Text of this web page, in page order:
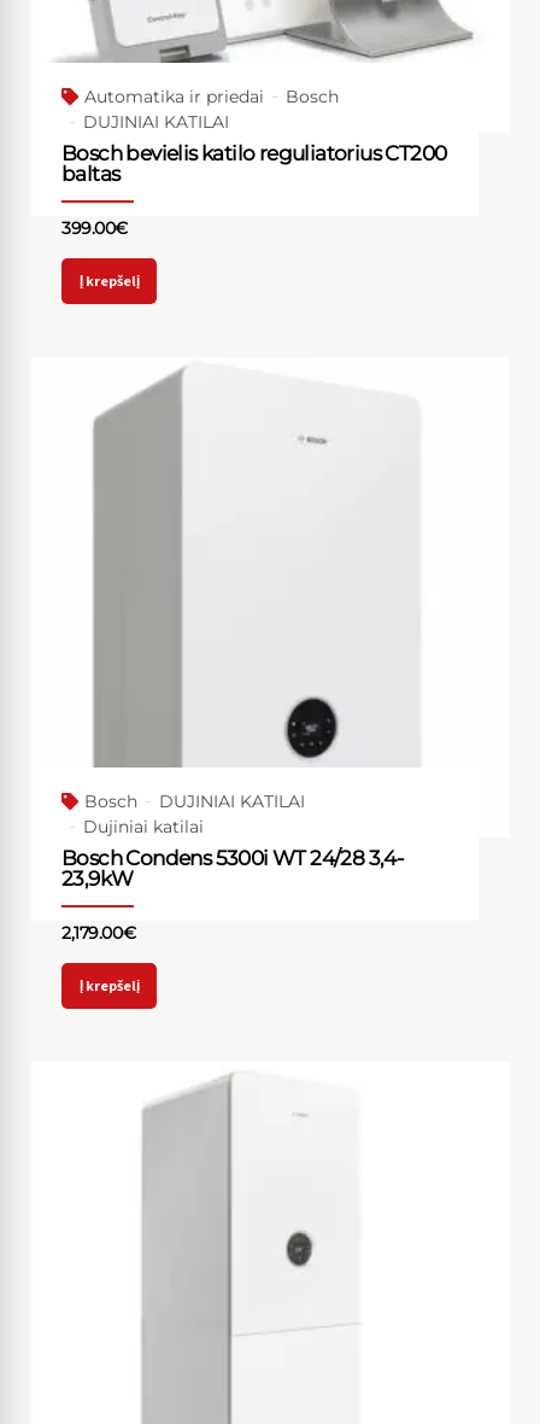
Automatika ir priedai
Bosch
DUJINIAI KATILAI
Bosch bevielis katilo reguliatorius CT200
baltas
399.00€
Į krepšelį
Bosch
DUJINIAI KATILAI
Dujiniai katilai
Bosch Condens 5300i WT 24/28 3,4-
23,9kW
2,179.00€
Į krepšelį